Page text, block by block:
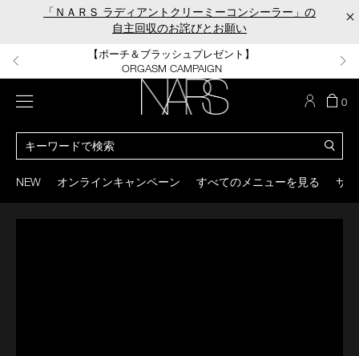
×
「ＮＡＲＳ ラディアントクリーミーコンシーラー」の
自主回収のお詫びとお願い
【ミニパフプレゼント】
新リキッドブラッシュご購入でプレゼント
【はじめての購入はこちらから】
新リキッドブラッシュスターターキット
【サンプル＆ヘアピン付】
オイルクレンジングキット
【ギフトショッパープレゼント】
カラーアイテムをあの人へのプレゼントに
【ポーチ＆ブラッシュプレゼント】
ORGASM CAMPAIGN
メニュー
NEW オンラインキャンペーン すべてのメニューを見る サ
カ
ト
商
数
0
ロ
グ
検
索
can